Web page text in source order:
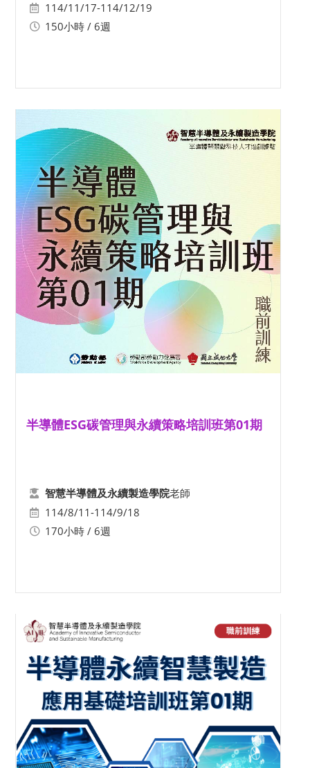
114/11/17-114/12/19
150小時 / 6週
半導體ESG碳管理與永續策略培訓班第01期
智慧半導體及永續製造學院老師
114/8/11-114/9/18
170小時 / 6週